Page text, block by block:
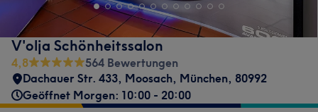
V'olja Schönheitssalon
4,8
564 Bewertungen
Dachauer Str. 433, Moosach, München, 80992
Geöffnet Morgen: 10:00 - 20:00